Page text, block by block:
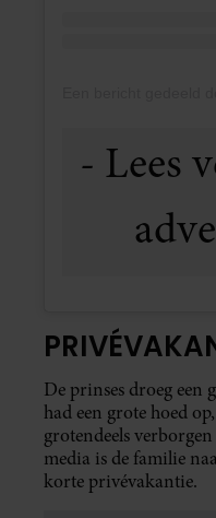
De prinses droeg een
had een grote hoed
grotendeels
media is de familie
korte privévakantie.